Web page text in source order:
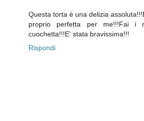
Questa torta è una delizia
proprio perfetta per me!!!Fai i
cuochetta!!!E' stata bravissima!!!
Rispondi